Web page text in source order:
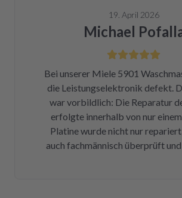
und angemacht. Und tada! Er läuft
Träumchen. Danke, danke,
nicht erst wissen, was der
Zukunft nicht wieder auf
zurückgreifen müssen. Aber gut
dass es diese Möglichkeit gibt!
definitiv weiter
19. April 2026
Michael
Bei unserer Miele 5901
die Leistungselektronik defekt.
war vorbildlich: Die Reparatur
erfolgte innerhalb von nur
Platine wurde nicht nur
auch fachmännisch überprüft